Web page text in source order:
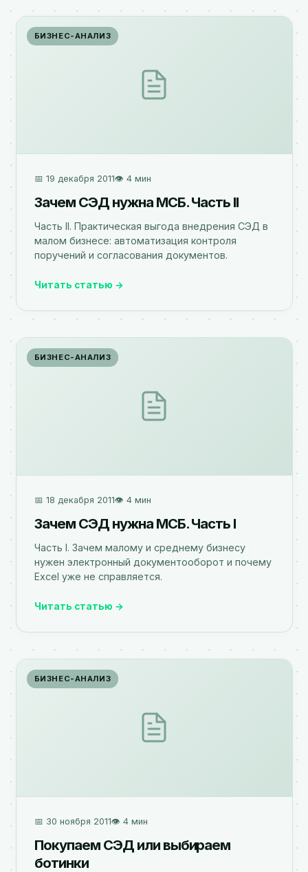
БИЗНЕС-АНАЛИЗ
📅 19 декабря 2011👁️ 4 мин
Зачем СЭД нужна МСБ. Часть II
Часть II. Практическая выгода внедрения СЭД в
малом бизнесе: автоматизация контроля
поручений и согласования документов.
Читать статью →
БИЗНЕС-АНАЛИЗ
📅 18 декабря 2011👁️ 4 мин
Зачем СЭД нужна МСБ. Часть I
Часть I. Зачем малому и среднему бизнесу
нужен электронный документооборот и почему
Excel уже не справляется.
Читать статью →
БИЗНЕС-АНАЛИЗ
📅 30 ноября 2011👁️ 4 мин
Покупаем СЭД или выбираем
ботинки